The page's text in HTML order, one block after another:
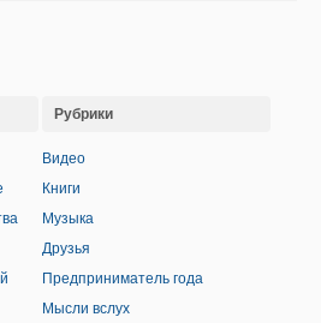
Рубрики
Видео
Книги
Музыка
Друзья
Предприниматель года
Мысли вслух